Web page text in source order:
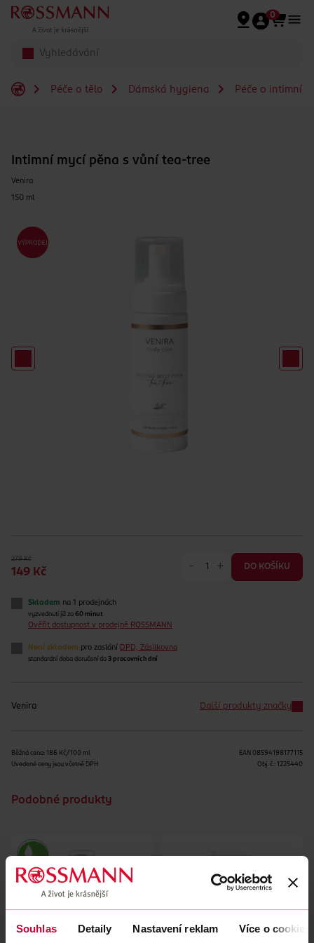
Souhlas Detaily Nastavení reklam Více o cookies
Přeskočit na hlavmní obsah
0
Péče o tělo Dámská hygiena Péče o intimní
Intimní mycí pěna s vůní tea-tree
Venira
150 ml
279 Kč
149 Kč
- + DO KOŠÍKU
Skladem na 1 prodejnách
vyzvednutí již za 60 minut
Ověřit dostupnost v prodejně ROSSMANN
Není skladem pro zaslání DPD, Zásilkovna
standardní doba doručení do 3 pracovních dní
Venira Další produkty značky
Běžná cena: 186 Kč/100 ml
Uvedené ceny jsou včetně DPH
EAN 08594198177115
Obj. č.: 1225440
Podobné produkty